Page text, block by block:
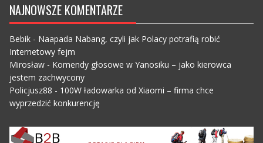
NAJNOWSZE KOMENTARZE
Bebik- Naapada Nabang, czyli jak Polacy potrafią robić
Internetowy fejm
Mirosław- Komendy głosowe w Yanosiku – jako kierowca
jestem zachwycony
Policjusz88 - 100W ładowarka od Xiaomi – firma chce
wyprzedzić konkurencję